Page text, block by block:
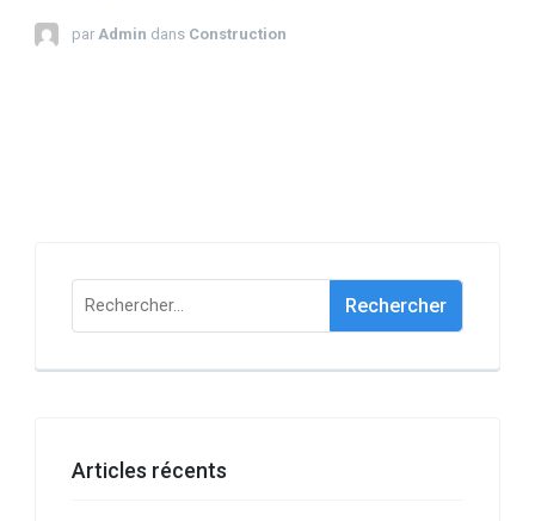
par Admin dans Construction
Rechercher :
Articles récents